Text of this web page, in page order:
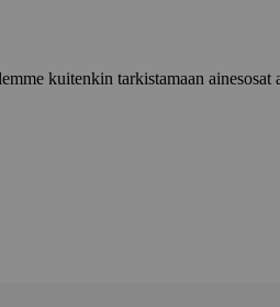
kuitenkin tarkistamaan ainesosat